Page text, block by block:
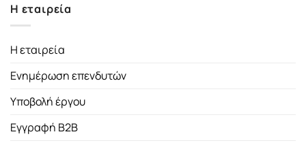
Η εταιρεία
Η εταιρεία
Ενημέρωση επενδυτών
Υποβολή έργου
Εγγραφή B2B